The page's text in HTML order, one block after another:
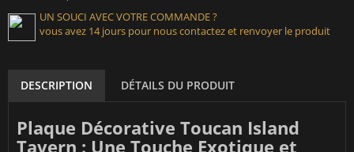
UN SOUCI AVEC VOTRE COMMANDE ?
vous avez 14 jours pour nous contactez et renvoyer le produit
DESCRIPTION DÉTAILS DU PRODUIT
Plaque Décorative Toucan Island
Tavern : Une Touche Exotique et